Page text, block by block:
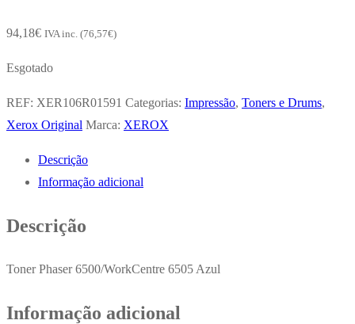
94,18€ IVA inc. (76,57€)
Esgotado
REF: XER106R01591 Categorias: Impressão, Toners e Drums,
Xerox Original Marca: XEROX
Descrição
Informação adicional
Descrição
Toner Phaser 6500/WorkCentre 6505 Azul
Informação adicional